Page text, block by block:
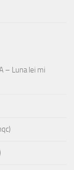
– Luna lei mi